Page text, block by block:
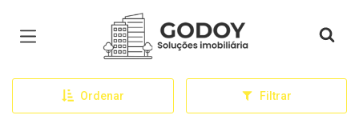
Página inicial
Ordenar Filtrar